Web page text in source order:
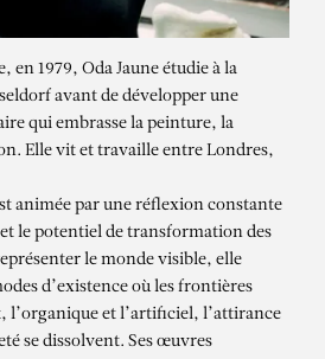
en 1979, Oda Jaune étudie à la
avant de développer une
qui embrasse la peinture, la
Elle vit et travaille entre Londres,
animée par une réflexion constante
le potentiel de transformation des
le monde visible, elle
d’existence où les frontières
l’organique et l’artificiel, l’attirance
se dissolvent. Ses œuvres